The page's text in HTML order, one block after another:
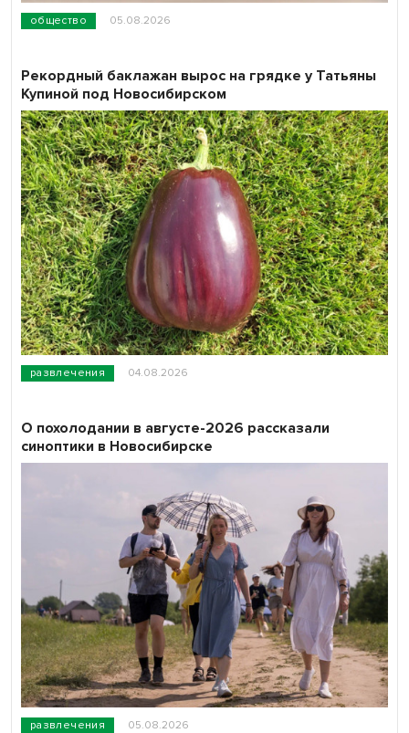
общество 05.08.2026
развлечения 04.08.2026
Рекордный баклажан вырос на грядке у Татьяны
Купиной под Новосибирском
развлечения 05.08.2026
О похолодании в августе-2026 рассказали
синоптики в Новосибирске